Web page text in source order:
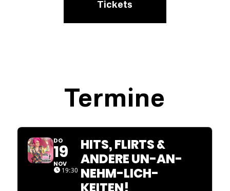
Tickets
Termine
DO
19
NOV
19:30
HITS, FLIRTS &
ANDERE UN-AN-
NEHM-LICH-